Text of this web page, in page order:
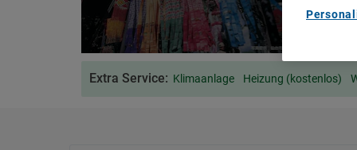
Extra Service: Klimaanlage Heizung (kostenlos)